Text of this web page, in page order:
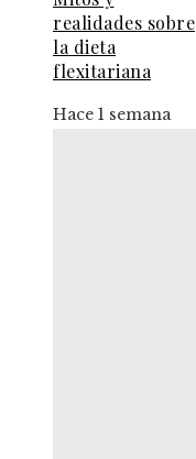
realidades sobre
la dieta
flexitariana
Hace 1 semana